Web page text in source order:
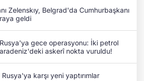
Zelenskıy, Belgrad'da Cumhurbaşkanı
geldi
gece operasyonu: İki petrol
askerî nokta vuruldu!
karşı yeni yaptırımlar